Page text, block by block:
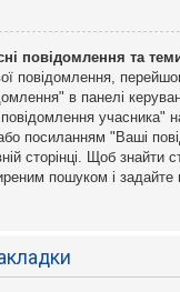
повідомлення та
повідомлення,
в панелі
повідомлення учасника"
посиланням "Ваші
сторінці. Щоб знайти
пошуком і задайте